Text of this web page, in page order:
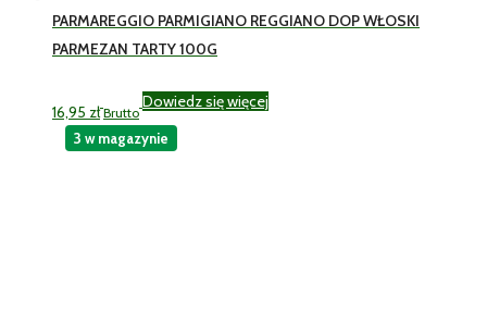
PARMAREGGIO PARMIGIANO REGGIANO DOP WŁOSKI
PARMEZAN TARTY 100G
16,95 zł Brutto
Dowiedz się więcej
3 w magazynie